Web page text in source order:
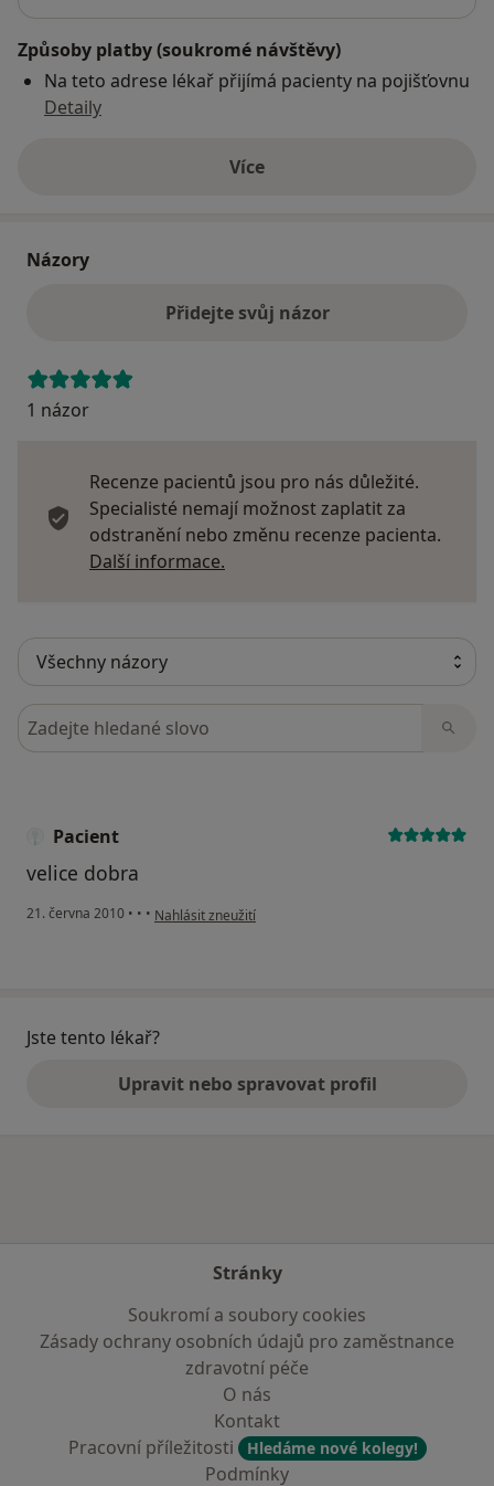
Způsoby platby (soukromé návštěvy)
Na teto adrese lékař přijímá pacienty na pojišťovnu
Detaily
Víceo adrese
Názory
Přidejte svůj názor
1 názor
Recenze pacientů jsou pro nás důležité.
Specialisté nemají možnost zaplatit za
odstranění nebo změnu recenze pacienta.
Další informace.
Hledejte v názorech
Pacient
velice dobra
21. června 2010 • • • podle názoru uživatele Pacient
Nahlásit zneužití
Jste tento lékař?
Upravit nebo spravovat profil
Stránky
Soukromí a soubory cookies
Zásady ochrany osobních údajů pro zaměstnance
zdravotní péče
O nás
Kontakt
Pracovní příležitosti
Hledáme nové kolegy!
Podmínky